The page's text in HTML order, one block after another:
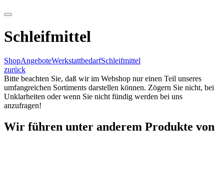
Schleifmittel
ShopAngeboteWerkstattbedarfSchleifmittel
zurück
Bitte beachten Sie, daß wir im Webshop nur einen Teil unseres
umfangreichen Sortiments darstellen können. Zögern Sie nicht, bei
Unklarheiten oder wenn Sie nicht fündig werden bei uns
anzufragen!
Wir führen unter anderem Produkte von